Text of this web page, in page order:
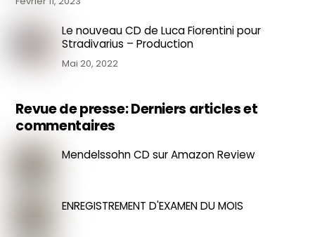
Le nouveau CD de Luca Fiorentini pour
Stradivarius – Production
Mai 20, 2022
Revue de presse: Derniers articles et
commentaires
Mendelssohn CD sur Amazon Review
ENREGISTREMENT D'EXAMEN DU MOIS